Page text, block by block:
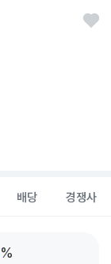
배당 경쟁사
%